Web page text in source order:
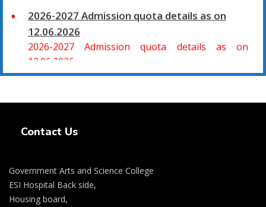
2026-2027 Admission quota details as on
12.06.2026
2026-2027 Admission quota details as on
12.06.2026
08.06.2026 அன்று B.Sc., கணிதம், B.Sc., கணினி
விலங்கியல் ஆகிய அறிவியல் பாடப்பிரிவுகளுக்கும்,
09.06.2026 அன்று B.Com., வணிகவியல், B.B.A.,
வணிக நிர்வாகவியல், B.A., பொருளியல், B.A., வரலாறு
Contact Us
Government Arts and Science College
ESI Hospital Back side,
Housing board,